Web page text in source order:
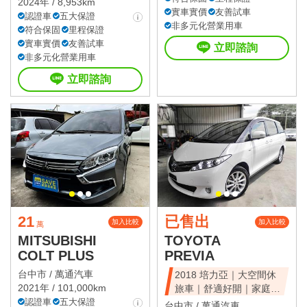
認證車
五大保證
符合保固
里程保證
實車實價
友善試車
非多元化營業用車
立即諮詢
實車實價
友善試車
非多元化營業用車
立即諮詢
21 萬 加入比較
MITSUBISHI
COLT PLUS
台中市 / 萬通汽車
2021年 / 101,000km
認證車 五大保證
已售出 加入比較
TOYOTA
PREVIA
2018 培力亞｜大空間休
旅車｜舒適好開｜家庭首
選｜可全額貸